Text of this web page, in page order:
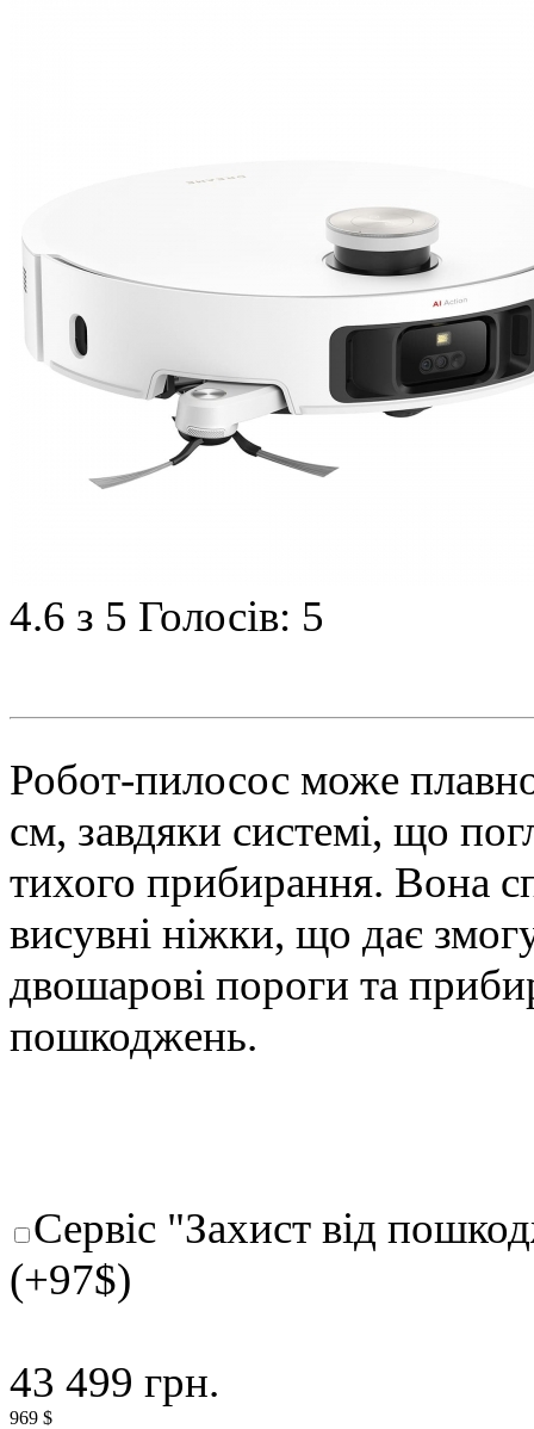
4.6 з 5 Голосів: 5
Робот-пилосос може
см, завдяки системі, що
тихого прибирання. Вона
висувні ніжки, що дає
двошарові пороги та
пошкоджень.
Сервіс "Захист від
(+97$)
43 499 грн.
969 $